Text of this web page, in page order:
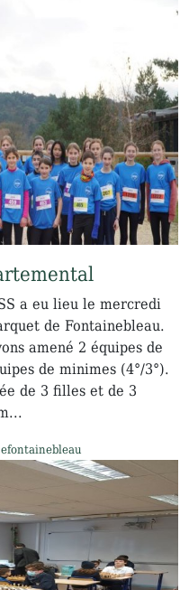
a eu lieu le mercredi
de Fontainebleau.
amené 2 équipes de
de minimes (4°/3°).
de 3 filles et de 3